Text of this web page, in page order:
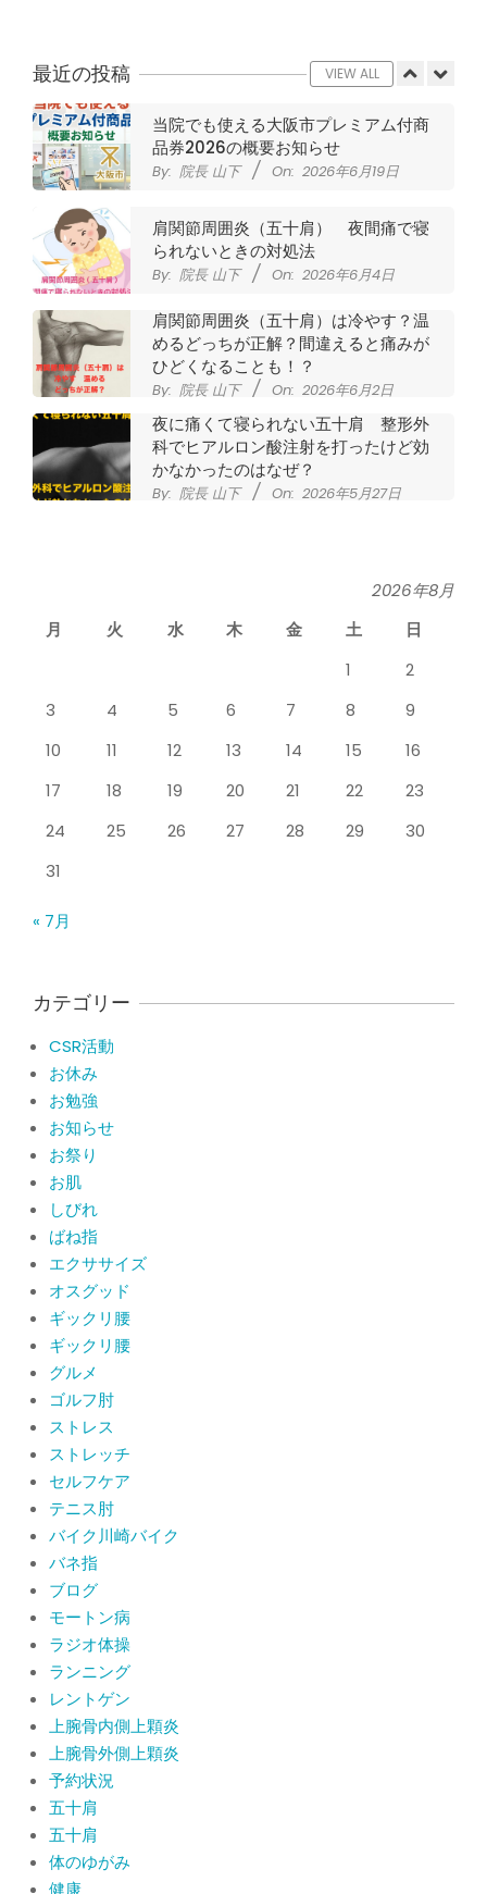
最近の投稿 VIEW ALL
2026年7月11日
当院でも使える大阪市プレミアム付商
品券2026の概要お知らせ
By: 院長 山下 On: 2026年6月19日
肩関節周囲炎（五十肩） 夜間痛で寝
られないときの対処法
By: 院長 山下 On: 2026年6月4日
肩関節周囲炎（五十肩）は冷やす？温
めるどっちが正解？間違えると痛みが
ひどくなることも！？
By: 院長 山下 On: 2026年6月2日
夜に痛くて寝られない五十肩 整形外
科でヒアルロン酸注射を打ったけど効
かなかったのはなぜ？
By: 院長 山下 On: 2026年5月27日
2026年5月26日
膝のお皿の下が痛くて運動できない！
たほうがいい？それとも温める？
By: 院長 山下 On: 2026年5月25日
をしても痛みが取れない膝痛で来院さ
れた患者さまの声
By: 院長 山下 On: 2026年5月23日
ジャンプやダッシュで膝のお皿の下が
By: 院長 山下 On: 2026年5月22日
2026年8月
月
火 水 木 金 土
日
1
2
3
4 5 6 7 8
9
10
11 12 13 14 15
16
17
18 19 20 21 22
23
24
25 26 27 28 29
30
31
« 7月
カテゴリー
CSR活動
お休み
お勉強
お知らせ
お祭り
お肌
しびれ
ばね指
エクササイズ
オスグッド
ギックリ腰
ギックリ腰
グルメ
ゴルフ肘
ストレス
ストレッチ
セルフケア
テニス肘
バイク川崎バイク
バネ指
ブログ
モートン病
ラジオ体操
ランニング
レントゲン
上腕骨内側上顆炎
上腕骨外側上顆炎
予約状況
五十肩
五十肩
体のゆがみ
健康